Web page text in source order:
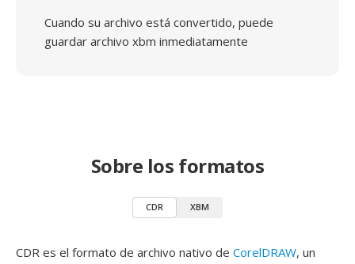
Cuando su archivo está convertido, puede
guardar archivo xbm inmediatamente
Sobre los formatos
CDR XBM
CDR es el formato de archivo nativo de CorelDRAW, un